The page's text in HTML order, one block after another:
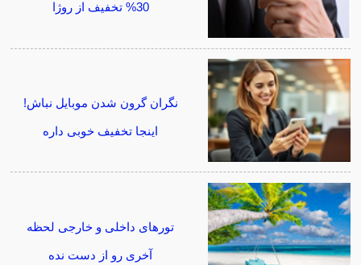
30% تخفیف از روژا
نگران گرون شدن موبایل نباش!
اینجا تخفیف خوبی داره
تورهای داخلی و خارجی لحظه
آخری رو از دست نده